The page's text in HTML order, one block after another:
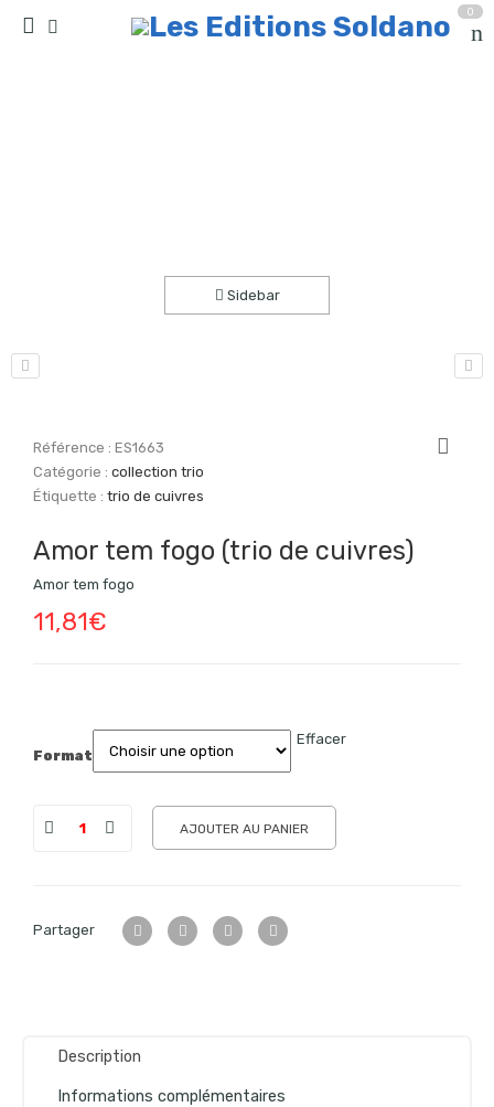
0
Sidebar
Référence :ES1663
Catégorie :collection trio
Étiquette :trio de cuivres
Amor tem fogo (trio de cuivres)
Amor tem fogo
11,81€
Format
Effacer
AJOUTER AU PANIER
Partager
Description
Informations complémentaires